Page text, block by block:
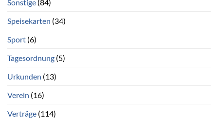
Sonstige (84)
Speisekarten (34)
Sport (6)
Tagesordnung (5)
Urkunden (13)
Verein (16)
Verträge (114)